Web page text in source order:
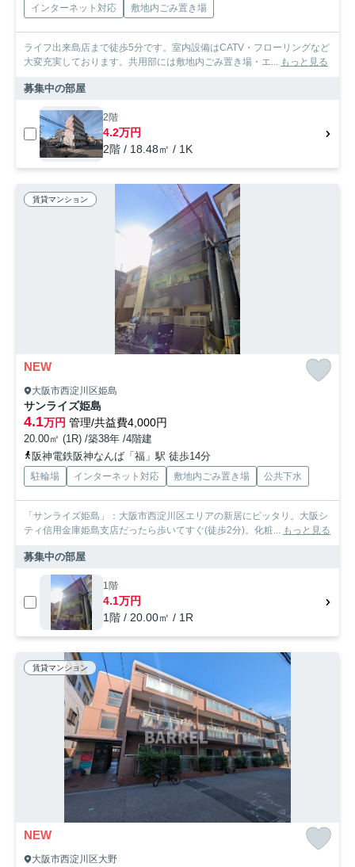
インターネット対応 敷地内ごみ置き場
ライフ出来島店まで徒歩5分です。室内設備はCATV・フローリングなど
大変充実しております。共用部には敷地内ごみ置き場・エ... もっと見る
募集中の部屋
2階
4.2万円
2階 / 18.48㎡ / 1K
賃貸マンション
NEW
大阪市西淀川区姫島
サンライズ姫島
4.1万円 管理/共益費4,000円
20.00㎡ (1R) /築38年 /4階建
阪神電鉄阪神なんば「福」駅 徒歩14分
駐輪場 インターネット対応 敷地内ごみ置き場 公共下水
「サンライズ姫島」：大阪市西淀川区エリアの新居にピッタリ。大阪シ
ティ信用金庫姫島支店だったら歩いてすぐ(徒歩2分)。化粧... もっと見る
募集中の部屋
1階
4.1万円
1階 / 20.00㎡ / 1R
賃貸マンション
NEW
大阪市西淀川区大野